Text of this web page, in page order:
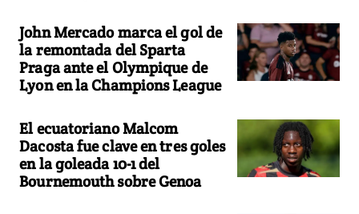
John Mercado marca el gol de
la remontada del Sparta
Praga ante el Olympique de
Lyon en la Champions League
El ecuatoriano Malcom
Dacosta fue clave en tres goles
en la goleada 10-1 del
Bournemouth sobre Genoa